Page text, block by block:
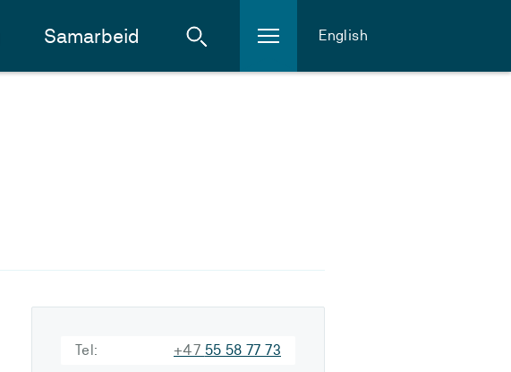
Samarbeid English
Tel: +47 55 58 77 73